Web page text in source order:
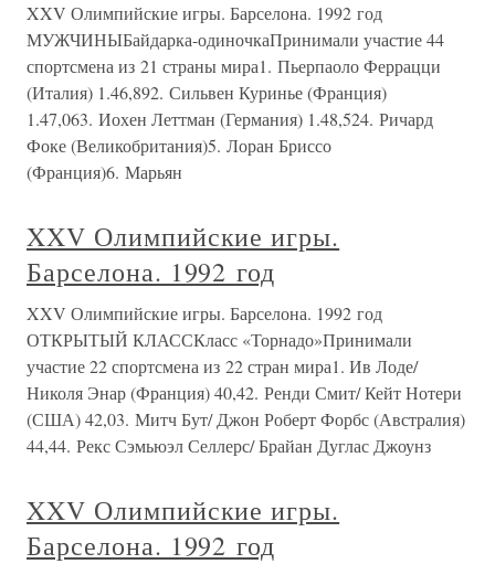
XXV Олимпийские игры. Барселона. 1992 год
МУЖЧИНЫБайдарка-одиночкаПринимали участие 44
спортсмена из 21 страны мира1. Пьерпаоло Феррацци
(Италия) 1.46,892. Сильвен Куринье (Франция)
1.47,063. Иохен Леттман (Германия) 1.48,524. Ричард
Фоке (Великобритания)5. Лоран Бриссо
(Франция)6. Марьян
XXV Олимпийские игры.
Барселона. 1992 год
XXV Олимпийские игры. Барселона. 1992 год
ОТКРЫТЫЙ КЛАССКласс «Торнадо»Принимали
участие 22 спортсмена из 22 стран мира1. Ив Лоде/
Николя Энар (Франция) 40,42. Ренди Смит/ Кейт Нотери
(США) 42,03. Митч Бут/ Джон Роберт Форбс (Австралия)
44,44. Рекс Сэмьюэл Селлерс/ Брайан Дуглас Джоунз
XXV Олимпийские игры.
Барселона. 1992 год